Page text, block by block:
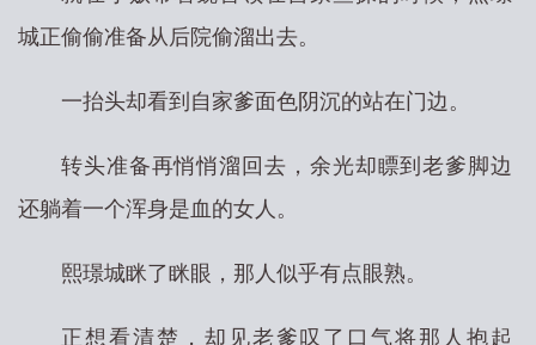
城正偷偷准备从后院偷溜出去。
一抬头却看到自家爹面色阴沉的站在门边。
转头准备再悄悄溜回去，余光却瞟到老爹脚边
还躺着一个浑身是血的女人。
熙璟城眯了眯眼，那人似乎有点眼熟。
正想看清楚，却见老爹叹了口气将那人抱起